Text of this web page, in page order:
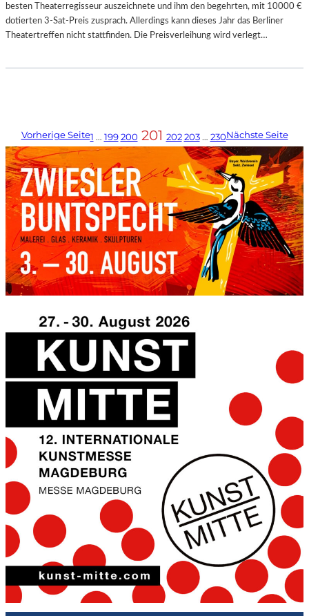
besten Theaterregisseur auszeichnete und ihm den begehrten, mit 10000 €
dotierten 3-Sat-Preis zusprach. Allerdings kann dieses Jahr das Berliner
Theatertreffen nicht stattfinden. Die Preisverleihung wird verlegt…
Vorherige Seite1 … 199 200 201 202 203 … 230Nächste Seite